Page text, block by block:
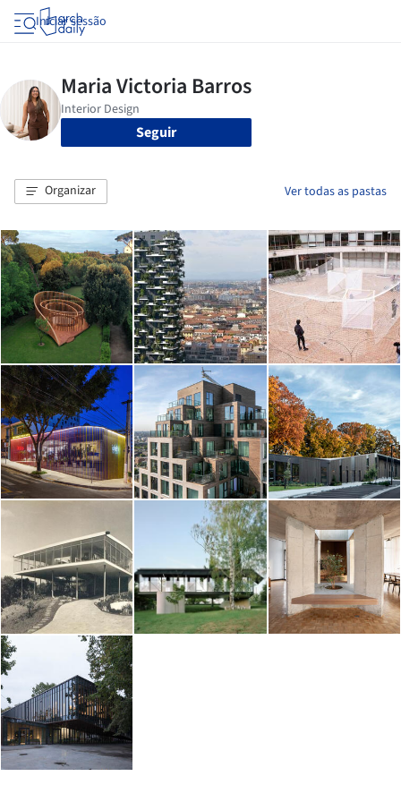
Iniciar sessão
Seguir
Organizar Ver todas as pastas